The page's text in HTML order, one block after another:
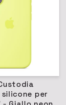
per